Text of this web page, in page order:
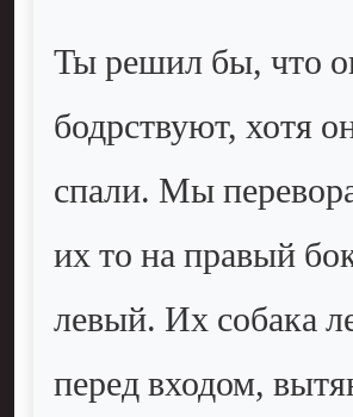
Ты решил бы, что
бодрствуют, хотя
спали. Мы
их то на правый
левый. Их собака
перед входом,